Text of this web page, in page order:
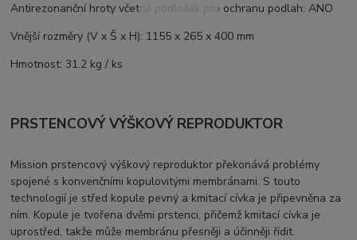
Antirezonanční hroty včetně podložek pro ochranu podlah: ANO
Vnější rozměry (V x Š x H): 1155 x 265 x 400 mm
Hmotnost: 31.2 kg / ks
PRSTENCOVÝ VÝŠKOVÝ REPRODUKTOR
Mission prstencový výškový reproduktor překonává problémy
spojené s konvenčními kopulovitými membránami. S touto
technologií je střed kopule pevný a kmitací cívka je připevněna za
ním. Kopule je tvořena dvěmi prstenci, přičemž kmitací cívka je
uprostřed, takže může membránu přesněji a účinněji řídit.